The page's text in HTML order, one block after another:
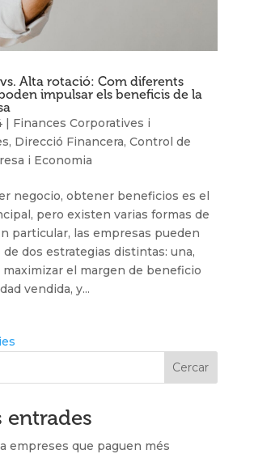
Alta rotació: Com diferents
impulsar els beneficis de la
| Finances Corporatives i
, Direcció Financera, Control de
i Economia
negocio, obtener beneficios es el
pero existen varias formas de
particular, las empresas pueden
dos estrategias distintas: una,
maximizar el margen de beneficio
vendida, y...
Cercar
entrades
empreses que paguen més